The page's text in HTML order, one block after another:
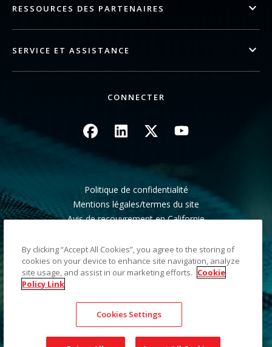
RESSOURCES DES PARTENAIRES
SERVICE ET ASSISTANCE
CONNECTER
Image Image Image Image
Politique de confidentialité
Mentions légales/termes du site
Avis de recouvrement en Californie
Plan du site
©2026 Kodak Alaris LLC TM/MC/MR : Alaris, ScanMate.
Toutes les marques commerciales et les dénominations
commerciales utilisées sont la propriété de leurs détenteurs
respectifs. La marque commerciale et l'identité visuelle de
Kodak sont utilisées sous licence acquise auprès de la société
Eastman Kodak Company.
By clicking “Accept All Cookies”, you agree to the storing of
cookies on your device to enhance site navigation, analyze
site usage, and assist in our marketing efforts. Cookie
Policy Link
Cookies Settings